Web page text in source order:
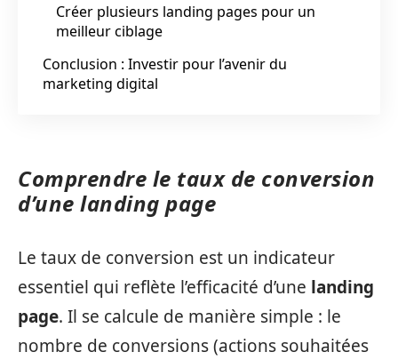
Créer plusieurs landing pages pour un
meilleur ciblage
Conclusion : Investir pour l’avenir du
marketing digital
Comprendre le taux de conversion
d’une landing page
Le taux de conversion est un indicateur
essentiel qui reflète l’efficacité d’une landing
page. Il se calcule de manière simple : le
nombre de conversions (actions souhaitées